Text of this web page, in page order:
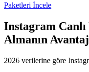
Paketleri İncele
Instagram Canlı
Almanın
2026 verilerine göre